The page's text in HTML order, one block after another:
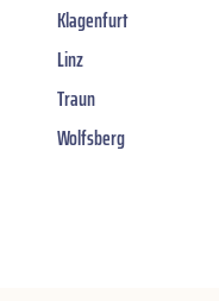
Klagenfurt
Linz
Traun
Wolfsberg